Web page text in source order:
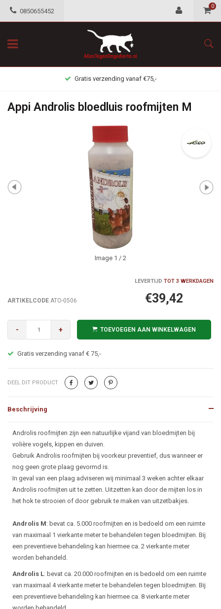
0850655452
0
Gratis verzending vanaf €75,-
Appi Androlis bloedluis roofmijten M
Image 1 / 2
LEVERTIJD TOT 3 WERKDAGEN
ARTIKELCODE ATO-0506 €39,42
- + TOEVOEGEN AAN WINKELWAGEN
Gratis verzending vanaf € 75,-
DEEL DIT PRODUCT
Beschrijving
Beschrijving
Androlis roofmijten zijn een natuurlijke vijand van bloedmijten bij
volière vogels, kippen en duiven.
Gebruik Androlis roofmijten bij voorkeur preventief, dus wanneer er
nog geen grote plaag gevormd is.
In geval van een plaag adviseren wij minimaal 3 weken achter elkaar
Androlis roofmijten uit te zetten. Uitzetten kan door de mijten los in
het hok te strooien of door gebruik te maken van uitzetbakjes.
Androlis M: bevat ca. 5.000 roofmijten en is bedoeld om een ruimte
van maximaal 1 vierkante meter te behandelen tegen bloedmijten. Bij
een preventieve behandeling kan hiermee ca. 2 vierkante meter
worden behandeld.
Androlis L: bevat ca. 20.000 roofmijten en is bedoeld om een ruimte
van maximaal 4 vierkante meter te behandelen tegen bloedmijten. Bij
een preventieve behandeling kan hiermee ca. 8 vierkante meter